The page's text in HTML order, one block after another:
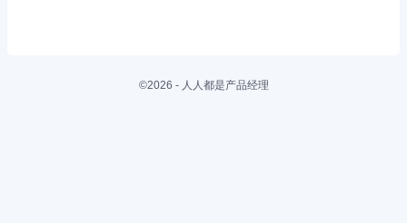
©2026 - 人人都是产品经理